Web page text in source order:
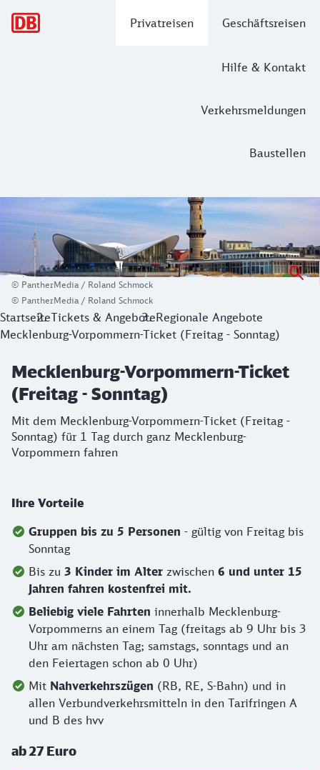
Privatreisen Geschäftsreisen
Hilfe & Kontakt
Verkehrsmeldungen
Baustellen
Mecklenburg-Vorpommern-Ticket
Mit dem Mecklenburg-Vorpommern-Ticket (Freitag -
© PantherMedia / Roland Schmock
© PantherMedia / Roland Schmock
StartseiteTickets & AngeboteRegionale Angebote
Mecklenburg-Vorpommern-Ticket (Freitag - Sonntag)
Mecklenburg-Vorpommern-Ticket
(Freitag - Sonntag)
Mit dem Mecklenburg-Vorpommern-Ticket (Freitag -
Sonntag) für 1 Tag durch ganz Mecklenburg-
Vorpommern fahren
Ihre Vorteile
Gruppen bis zu 5 Personen - gültig von Freitag bis
Sonntag
Bis zu 3 Kinder im Alter zwischen 6 und unter 15
Jahren fahren kostenfrei mit.
Beliebig viele Fahrten innerhalb Mecklenburg-
Vorpommerns an einem Tag (freitags ab 9 Uhr bis 3
Uhr am nächsten Tag; samstags, sonntags und an
den Feiertagen schon ab 0 Uhr)
Mit Nahverkehrszügen (RB, RE, S-Bahn) und in
allen Verbundverkehrsmitteln in den Tarifringen A
und B des hvv
ab 27 Euro